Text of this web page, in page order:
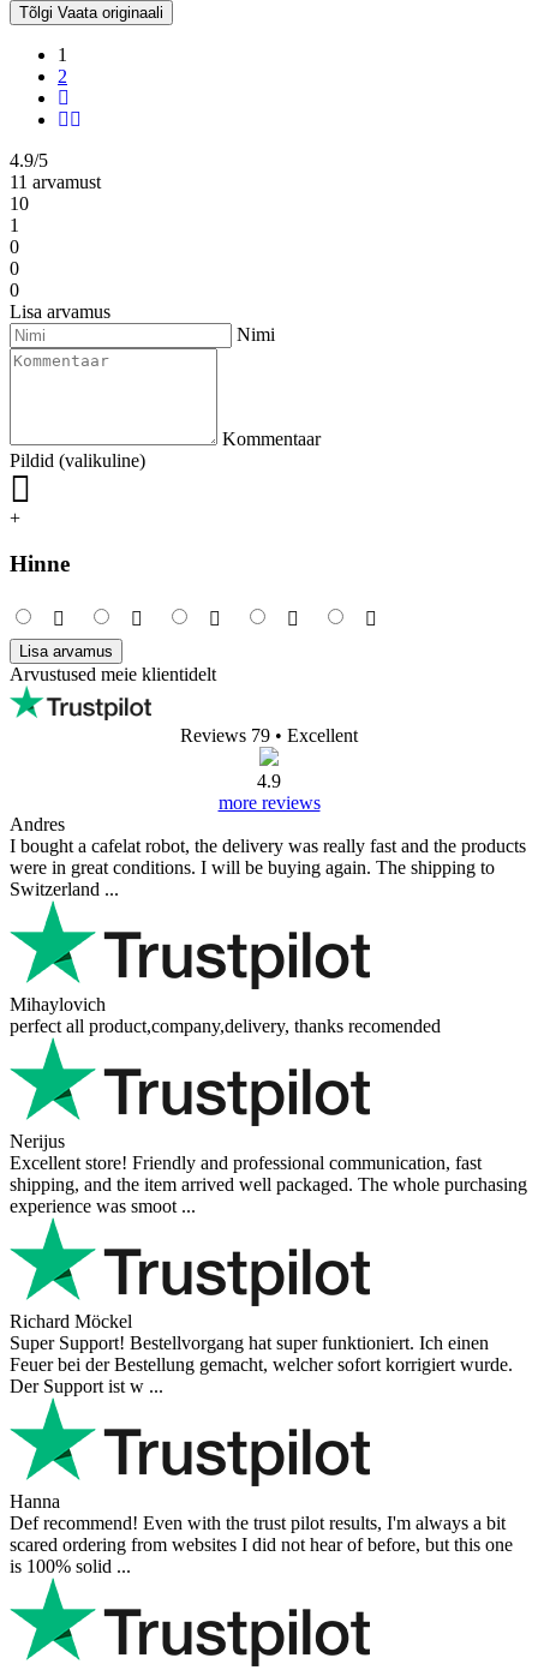
Tõlgi Vaata originaali
1
2
4.9/5
11 arvamust
10
1
0
0
0
Lisa arvamus
Nimi
Kommentaar
Pildid (valikuline)
+
Hinne
Lisa arvamus
Arvustused meie klientidelt
Reviews 79 • Excellent
4.9
more reviews
Andres
I bought a cafelat robot, the delivery was really fast and the products
were in great conditions. I will be buying again. The shipping to
Switzerland ...
Mihaylovich
perfect all product,company,delivery, thanks recomended
Nerijus
Excellent store! Friendly and professional communication, fast
shipping, and the item arrived well packaged. The whole purchasing
experience was smoot ...
Richard Möckel
Super Support! Bestellvorgang hat super funktioniert. Ich einen
Feuer bei der Bestellung gemacht, welcher sofort korrigiert wurde.
Der Support ist w ...
Hanna
Def recommend! Even with the trust pilot results, I'm always a bit
scared ordering from websites I did not hear of before, but this one
is 100% solid ...